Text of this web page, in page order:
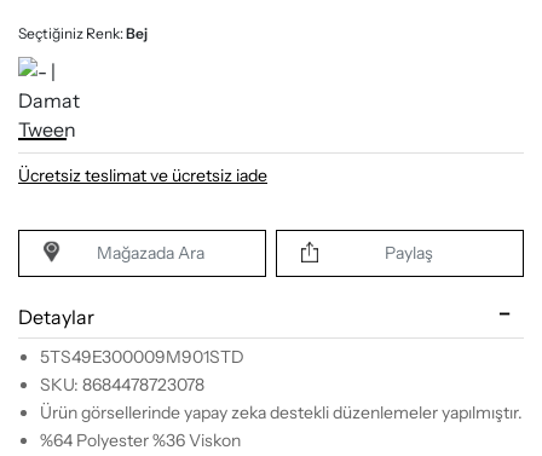
Seçtiğiniz Renk:Bej
Ücretsiz teslimat ve ücretsiz iade
Mağazada Ara Paylaş
Detaylar
5TS49E300009M901STD
SKU: 8684478723078
Ürün görsellerinde yapay zeka destekli düzenlemeler yapılmıştır.
%64 Polyester %36 Viskon